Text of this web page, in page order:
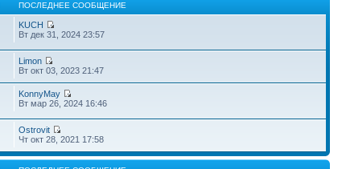
ПОСЛЕДНЕЕ СООБЩЕНИЕ
KUCH
Вт дек 31, 2024 23:57
Limon
Вт окт 03, 2023 21:47
KonnyMay
Вт мар 26, 2024 16:46
Ostrovit
Чт окт 28, 2021 17:58